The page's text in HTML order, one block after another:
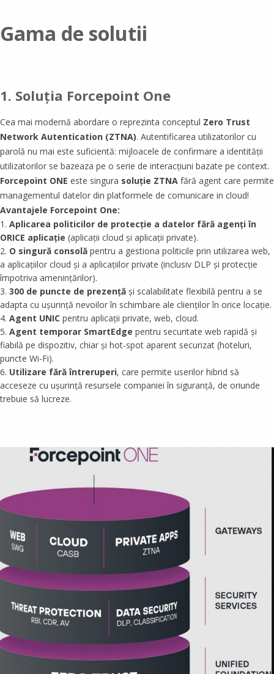
Gama de solutii
1. Soluția Forcepoint One
Cea mai modernă abordare o reprezinta conceptul Zero Trust
Network Autentication (ZTNA). Autentificarea utilizatorilor cu
parolă nu mai este suficientă: mijloacele de confirmare a identității
utilizatorilor se bazeaza pe o serie de interacțiuni bazate pe context.
Forcepoint ONE este singura soluție ZTNA fără agent care permite
managementul datelor din platformele de comunicare in cloud!
Avantajele Forcepoint One:
Aplicarea politicilor de protecție a datelor fără agenți în
ORICE aplicație (aplicații cloud și aplicații private).
O singură consolă pentru a gestiona politicile prin utilizarea web,
a aplicațiilor cloud și a aplicațiilor private (inclusiv DLP și protecție
împotriva amenințărilor).
300 de puncte de prezență și scalabilitate flexibilă pentru a se
adapta cu ușurință nevoilor în schimbare ale clienților în orice locație.
Agent UNIC pentru aplicații private, web, cloud.
Agent temporar SmartEdge pentru securitate web rapidă și
fiabilă pe dispozitiv, chiar și hot-spot aparent securizat (hoteluri,
puncte Wi-Fi).
Utilizare fără întreruperi, care permite userilor hibrid să
acceseze cu ușurință resursele companiei în siguranță, de oriunde
trebuie să lucreze.